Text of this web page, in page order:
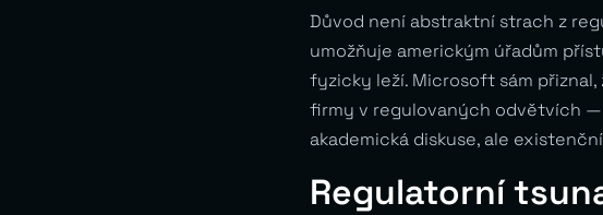
Důvod není abstraktní strach z
umožňuje americkým úřadům
fyzicky leží. Microsoft sám
firmy v regulovaných odvětvích
akademická diskuse, ale
Regulatorní